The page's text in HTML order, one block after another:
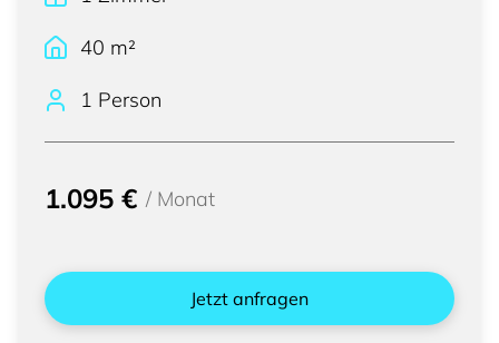
40 m²
1 Person
1.095 € / Monat
Jetzt anfragen